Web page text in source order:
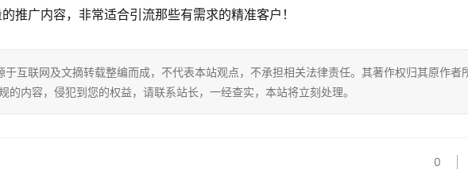
推广内容，非常适合引流那些有需求的精准客户！
于互联网及文摘转载整编而成，不代表本站观点，不承担相关法律责任。其著作权归其原作者
的内容，侵犯到您的权益，请联系站长，一经查实，本站将立刻处理。
0